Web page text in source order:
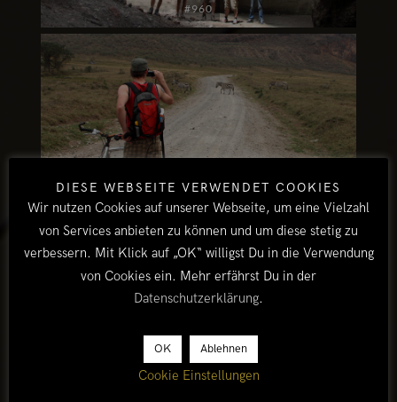
#960
#957
DIESE WEBSEITE VERWENDET COOKIES
Wir nutzen Cookies auf unserer Webseite, um eine Vielzahl
von Services anbieten zu können und um diese stetig zu
verbessern. Mit Klick auf „OK“ willigst Du in die Verwendung
von Cookies ein. Mehr erfährst Du in der
Datenschutzerklärung.
OK Ablehnen
Cookie Einstellungen